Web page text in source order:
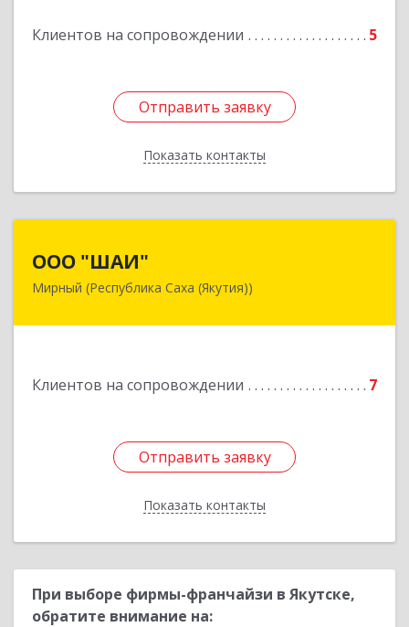
Клиентов на сопровождении 5
Отправить заявку
Показать контакты
Подробнее
Отправить заявку
Назад
ООО "ШАИ"
Мирный (Республика Саха (Якутия))
Клиентов на сопровождении 7
Отправить заявку
Показать контакты
678175, Республика Саха (Якутия), у.
Подробнее
Отправить заявку
Назад
При выборе фирмы-франчайзи в Якутске,
обратите внимание на: